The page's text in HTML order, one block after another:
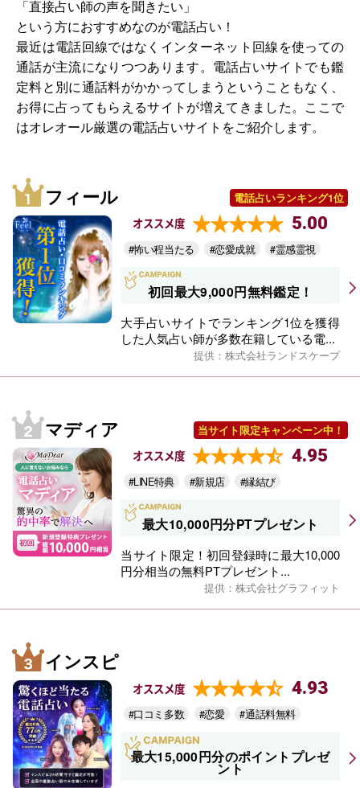
「直接占い師の声を聞きたい」
という方におすすめなのが電話占い！
最近は電話回線ではなくインターネット回線を使っての
通話が主流になりつつあります。電話占いサイトでも鑑
定料と別に通話料がかかってしまうということもなく、
お得に占ってもらえるサイトが増えてきました。ここで
はオレオール厳選の電話占いサイトをご紹介します。
フィール 電話占いランキング1位
オススメ度 5.00
#怖い程当たる #恋愛成就 #霊感霊視
初回最大9,000円無料鑑定！
大手占いサイトでランキング1位を獲得
した人気占い師が多数在籍している電...
提供：株式会社ランドスケープ
マディア 当サイト限定キャンペーン中！
オススメ度 4.95
#LINE特典 #新規店 #縁結び
最大10,000円分PTプレゼント
当サイト限定！初回登録時に最大10,000
円分相当の無料PTプレゼント...
提供：株式会社グラフィット
インスピ
オススメ度 4.93
#口コミ多数 #恋愛 #通話料無料
最大15,000円分のポイントプレゼ
ント